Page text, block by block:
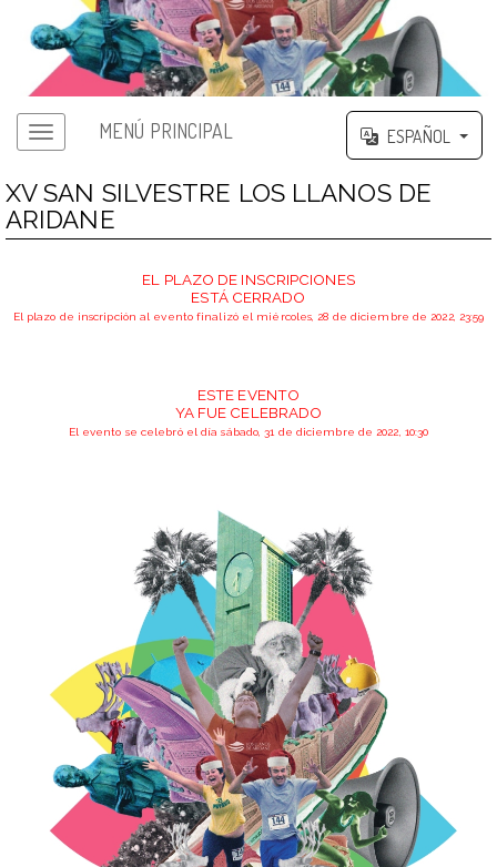
MENÚ PRINCIPAL ESPAÑOL
XV SAN SILVESTRE LOS LLANOS DE
ARIDANE
EL PLAZO DE INSCRIPCIONES
ESTÁ CERRADO
El plazo de inscripción al evento finalizó el miércoles, 28 de diciembre de 2022, 23:59
ESTE EVENTO
YA FUE CELEBRADO
El evento se celebró el día sábado, 31 de diciembre de 2022, 10:30